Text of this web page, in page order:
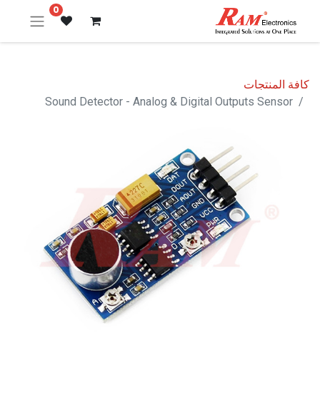
0
كافة المنتجات
Sound Detector - Analog & Digital Outputs Sensor